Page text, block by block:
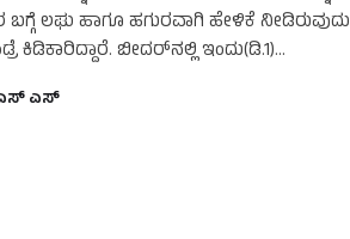
ಲಘು ಹಾಗೂ ಹಗುರವಾಗಿ ಹೇಳಿಕೆ ನೀಡಿರುವುದು
ಬೀದರ್‌ನಲ್ಲಿ ಇಂದು(ಡಿ.1)
ಅರ್ಚನ ಎಸ್‌ ಎಸ್